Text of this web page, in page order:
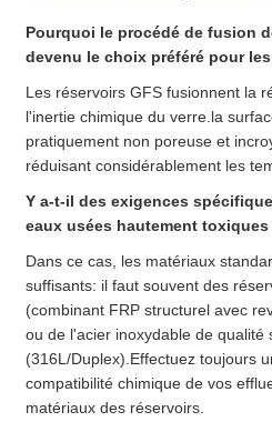
Pourquoi le procédé de fusion
devenu le choix préféré pour
Les réservoirs GFS fusionnent la
l'inertie chimique du verre.la
pratiquement non poreuse et
réduisant considérablement les
Y a-t-il des exigences
eaux usées hautement
Dans ce cas, les matériaux
suffisants: il faut souvent des
(combinant FRP structurel avec
ou de l'acier inoxydable de qualité
(316L/Duplex).Effectuez toujours
compatibilité chimique de vos
matériaux des réservoirs.